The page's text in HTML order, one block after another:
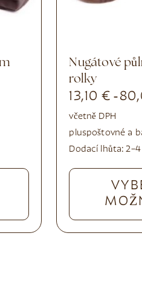
Nugátové půlměsícové
rolky
13,10€ -
včetně DPH
pluspoštovné a
Dodací lhůta: